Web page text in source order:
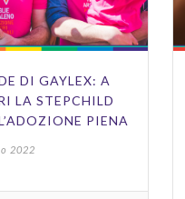
DI GAYLEX: A
LA STEPCHILD
PIENA
2022